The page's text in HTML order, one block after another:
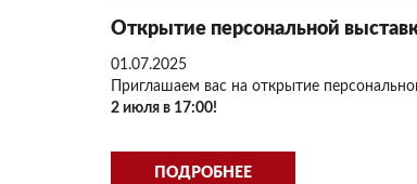
Открытие персональной
01.07.2025
Приглашаем вас на открытие
2 июля в 17:00!
ПОДРОБНЕЕ